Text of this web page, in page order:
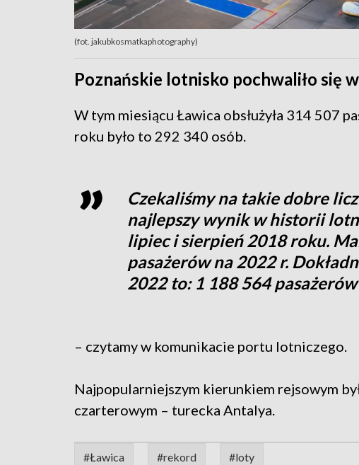
(fot. jakubkosmatkaphotography)
Poznańskie lotnisko pochwaliło się
W tym miesiącu Ławica obsłużyła 314 507
roku było to 292 340 osób.
Czekaliśmy na takie dobre
najlepszy wynik w historii
lipiec i sierpień 2018 roku.
pasażerów na 2022 r.
2022 to: 1 188 564 pasażerów
– czytamy w komunikacie portu lotniczego.
Najpopularniejszym kierunkiem rejsowym
czarterowym – turecka Antalya.
#Ławica #rekord #loty